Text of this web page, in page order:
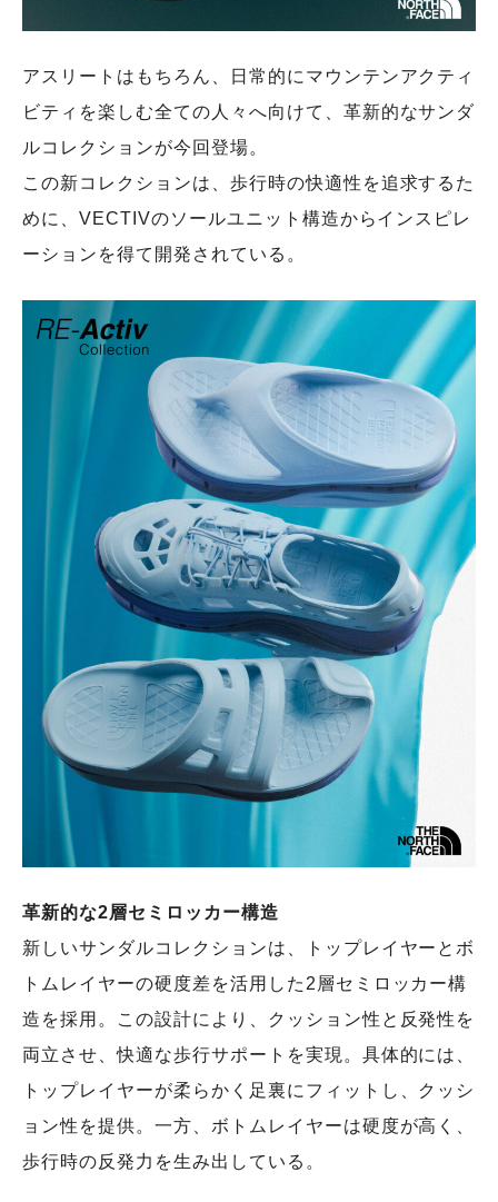
アスリートはもちろん、日常的にマウンテンアクティ
ビティを楽しむ全ての人々へ向けて、革新的なサンダ
ルコレクションが今回登場。
この新コレクションは、歩行時の快適性を追求するた
めに、VECTIVのソールユニット構造からインスピレ
ーションを得て開発されている。
革新的な2層セミロッカー構造
新しいサンダルコレクションは、トップレイヤーとボ
トムレイヤーの硬度差を活用した2層セミロッカー構
造を採用。この設計により、クッション性と反発性を
両立させ、快適な歩行サポートを実現。具体的には、
トップレイヤーが柔らかく足裏にフィットし、クッシ
ョン性を提供。一方、ボトムレイヤーは硬度が高く、
歩行時の反発力を生み出している。